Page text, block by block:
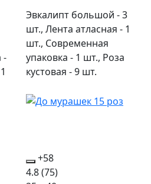
-
Эвкалипт большой - 3
шт., Лента атласная - 1
шт., Современная
упаковка - 1 шт., Роза
кустовая - 9 шт.
+58
4.8(75)